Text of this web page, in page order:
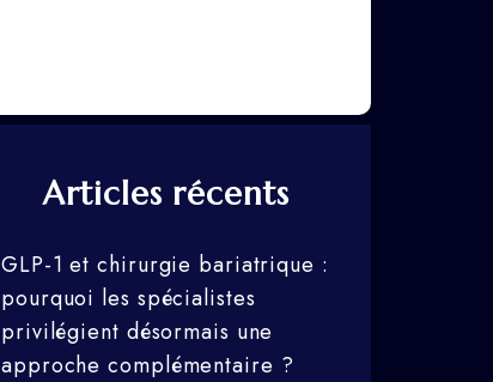
Articles récents
GLP-1 et chirurgie bariatrique :
pourquoi les spécialistes
privilégient désormais une
approche complémentaire ?